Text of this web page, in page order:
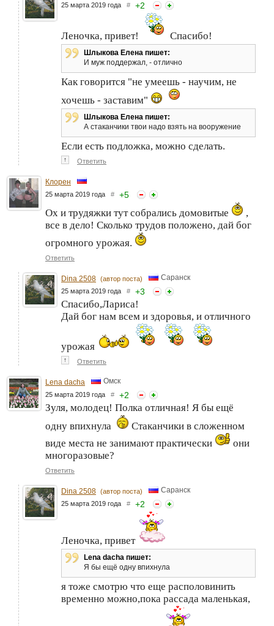
25 марта 2019 года # +2
Леночка, привет! Спасибо!
Шлыкова Елена пишет:
И муж поддержал, - отлично
Как говорится "не умеешь - научим, не
хочешь - заставим"
Шлыкова Елена пишет:
А стаканчики твои надо взять на вооружение
Если есть подложка, можно сделать.
↑ Ответить
Клорен
25 марта 2019 года # +5
Ох и трудяжки тут собрались домовитые
,
все в дело! Сколько трудов положено, дай бог
огромного урожая.
Ответить
Dina 2508 (автор поста) Саранск
25 марта 2019 года # +3
Спасибо,Лариса!
Дай бог нам всем и здоровья, и отличного
урожая
↑ Ответить
Lena dacha Омск
25 марта 2019 года # +2
Зуля, молодец! Полка отличная! Я бы ещё
одну впихнула
Стаканчики в сложенном
виде места не занимают практически
они
многоразовые?
Ответить
Dina 2508 (автор поста) Саранск
25 марта 2019 года # +2
Леночка, привет
Lena dacha пишет:
Я бы ещё одну впихнула
я тоже смотрю что еще располовинить
временно можно,пока рассада маленькая,